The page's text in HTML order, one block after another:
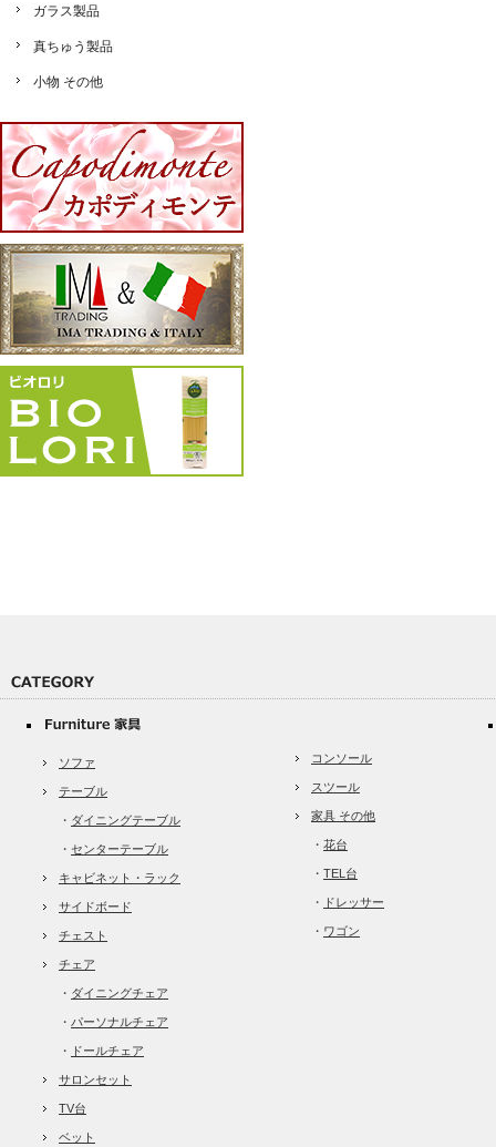
ガラス製品
真ちゅう製品
小物 その他
ソファ
テーブル
・ ダイニングテーブル
・ センターテーブル
キャビネット・ラック
サイドボード
チェスト
チェア
・ ダイニングチェア
・ パーソナルチェア
・ ドールチェア
サロンセット
TV台
ベット
コンソール
スツール
家具 その他
・ 花台
・ TEL台
・ ドレッサー
・ ワゴン